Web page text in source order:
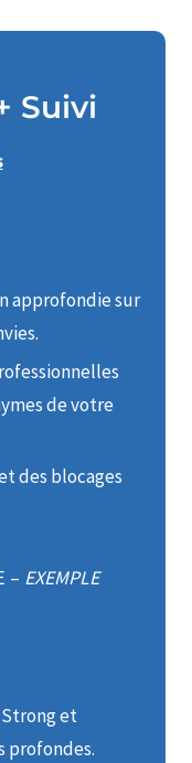
Suivi
approfondie sur
de votre
des blocages
– EXEMPLE
et
profondes.